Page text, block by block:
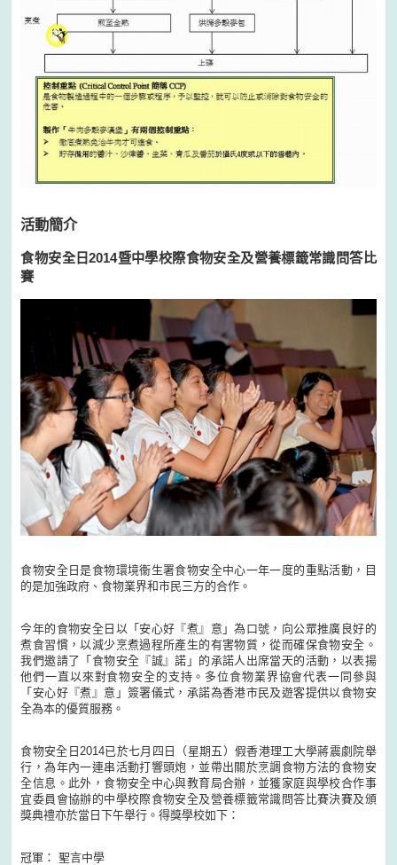
活動簡介
食物安全日2014暨中學校際食物安全及營養標籤常識問答比
賽
食物安全日是食物環境衞生署食物安全中心一年一度的重點活動，目
的是加強政府、食物業界和市民三方的合作。
今年的食物安全日以「安心好『煮』意」為口號，向公眾推廣良好的
煮食習慣，以減少烹煮過程所產生的有害物質，從而確保食物安全。
我們邀請了「食物安全『誠』諾」的承諾人出席當天的活動，以表揚
他們一直以來對食物安全的支持。多位食物業界協會代表一同參與
「安心好『煮』意」簽署儀式，承諾為香港市民及遊客提供以食物安
全為本的優質服務。
食物安全日2014已於七月四日（星期五）假香港理工大學蔣震劇院舉
行，為年內一連串活動打響頭炮，並帶出關於烹調食物方法的食物安
全信息。此外，食物安全中心與教育局合辦，並獲家庭與學校合作事
宜委員會協辦的中學校際食物安全及營養標籤常識問答比賽決賽及頒
獎典禮亦於當日下午舉行。得獎學校如下：
冠軍： 聖言中學